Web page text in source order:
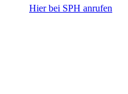
Hier bei SPH anrufen